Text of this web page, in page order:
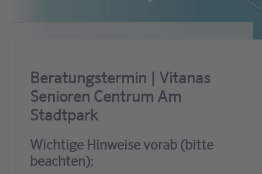
Beratungstermin | Vitanas
Senioren Centrum Am
Stadtpark
Wichtige Hinweise vorab (bitte
beachten):